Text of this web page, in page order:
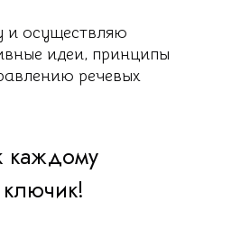
каждому
осуществляю
идеи, принципы
речевых